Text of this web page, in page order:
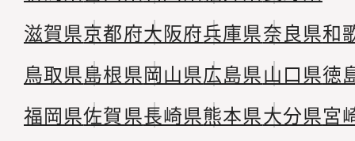
滋賀県京都府大阪府兵庫県奈良県和
鳥取県島根県岡山県広島県山口県徳
福岡県佐賀県長崎県熊本県大分県宮